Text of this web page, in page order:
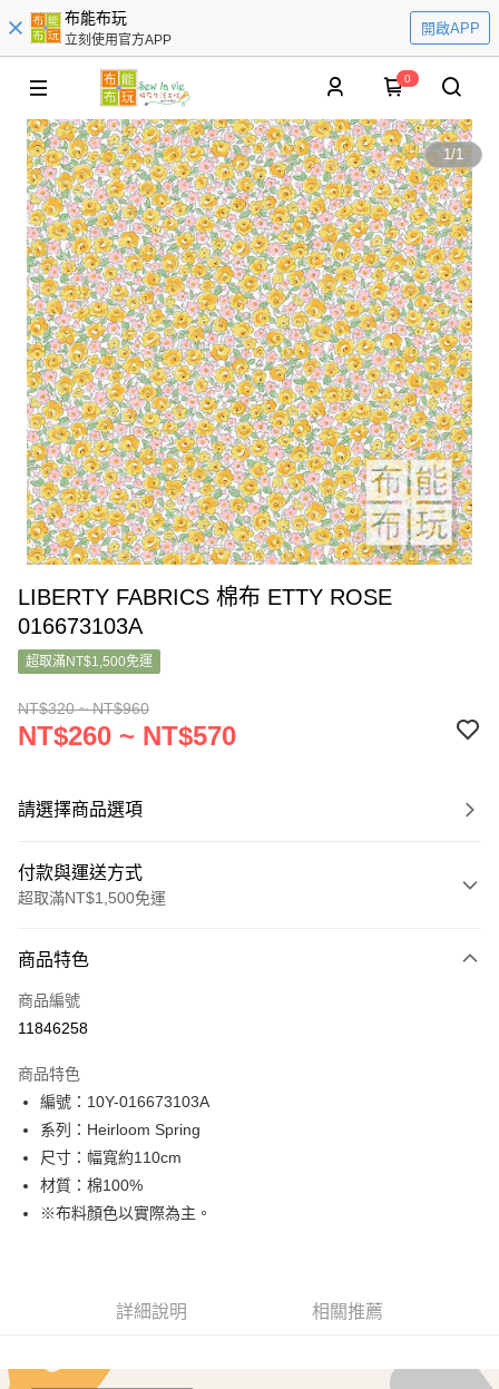
布能布玩
立刻使用官方APP
開啟APP
0
1/1
LIBERTY FABRICS 棉布 ETTY ROSE
016673103A
超取滿NT$1,500免運
NT$320 ~ NT$960
NT$260 ~ NT$570
請選擇商品選項
付款與運送方式
超取滿NT$1,500免運
信用卡一次付款
超商取貨付款
Apple Pay
街口支付
Google Pay
AFTEE先享後付
３．安心：先確認商品／服務後，再付款。
全家取貨付款
商品特色
商品編號
11846258
商品特色
編號：10Y-016673103A
系列：Heirloom Spring
尺寸：幅寬約110cm
材質：棉100%
※布料顏色以實際為主。
詳細說明 相關推薦